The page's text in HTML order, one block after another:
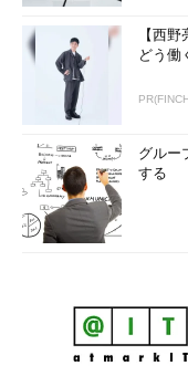
【西
どう働
グルー
する